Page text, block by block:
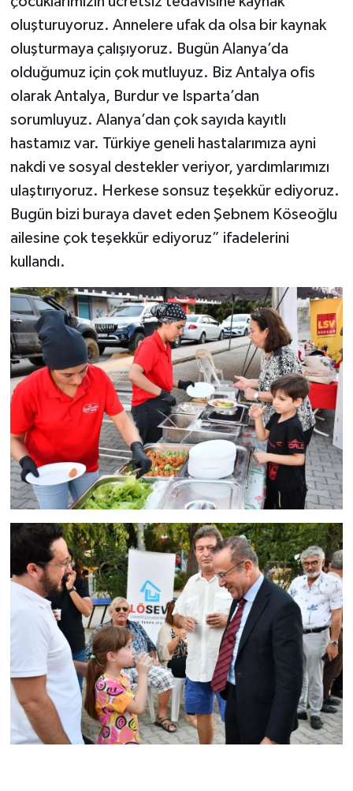
oluşturuyoruz. Annelere ufak da olsa bir kaynak
oluşturmaya çalışıyoruz. Bugün Alanya’da
olduğumuz için çok mutluyuz. Biz Antalya ofis
olarak Antalya, Burdur ve Isparta’dan
sorumluyuz. Alanya’dan çok sayıda kayıtlı
hastamız var. Türkiye geneli hastalarımıza ayni
nakdi ve sosyal destekler veriyor, yardımlarımızı
ulaştırıyoruz. Herkese sonsuz teşekkür ediyoruz.
Bugün bizi buraya davet eden Şebnem Köseoğlu
ailesine çok teşekkür ediyoruz” ifadelerini
kullandı.